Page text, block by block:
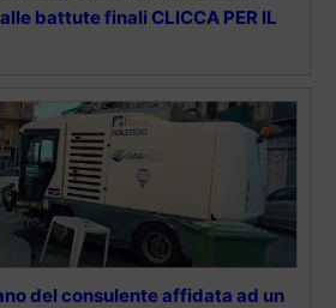
battute finali CLICCA PER IL
del consulente affidata ad un